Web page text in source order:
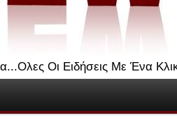
Οι Ειδήσεις Με Ένα